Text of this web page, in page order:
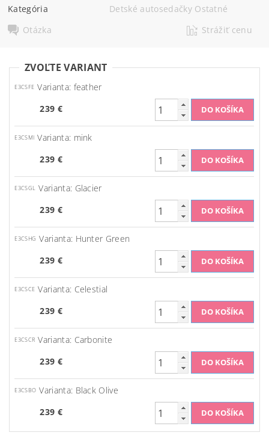
Kategória
Detské autosedačky Ostatné
Otázka
Strážiť cenu
ZVOĽTE VARIANT
E3CSFE Varianta: feather
239 €
E3CSMI Varianta: mink
239 €
E3CSGL Varianta: Glacier
239 €
E3CSHG Varianta: Hunter Green
239 €
E3CSCE Varianta: Celestial
239 €
E3CSCR Varianta: Carbonite
239 €
E3CSBO Varianta: Black Olive
239 €